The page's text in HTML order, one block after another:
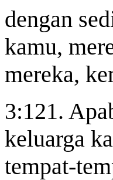
dengan
kamu,
mereka,
3:121.
keluarga
tempat-